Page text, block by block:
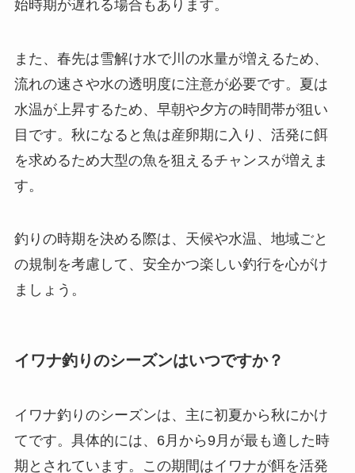
始時期が遅れる場合もあります。
また、春先は雪解け水で川の水量が増えるため、
流れの速さや水の透明度に注意が必要です。夏は
水温が上昇するため、早朝や夕方の時間帯が狙い
目です。秋になると魚は産卵期に入り、活発に餌
を求めるため大型の魚を狙えるチャンスが増えま
す。
釣りの時期を決める際は、天候や水温、地域ごと
の規制を考慮して、安全かつ楽しい釣行を心がけ
ましょう。
イワナ釣りのシーズンはいつですか？
イワナ釣りのシーズンは、主に初夏から秋にかけ
てです。具体的には、6月から9月が最も適した時
期とされています。この期間はイワナが餌を活発